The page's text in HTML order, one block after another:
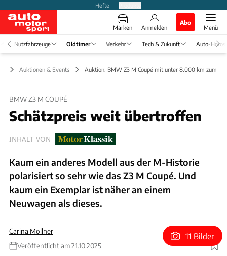
Hefte
Marken Anmelden
Abo
Menü
Nutzfahrzeuge Oldtimer Verkehr Tech & Zukunft Auto-
Auktionen & Events Auktion: BMW Z3 M Coupé mit unter 8.000 km zum
BMW Z3 M COUPÉ
Schätzpreis weit übertroffen
INHALT VON
Kaum ein anderes Modell aus der M-Historie
polarisiert so sehr wie das Z3 M Coupé. Und
kaum ein Exemplar ist näher an einem
Neuwagen als dieses.
Carina Mollner
Veröffentlicht am 21.10.2025
Foto: Tom Gidden/RM Sothebys
11 Bilder